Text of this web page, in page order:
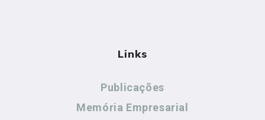
Links
Publicações
Memória Empresarial